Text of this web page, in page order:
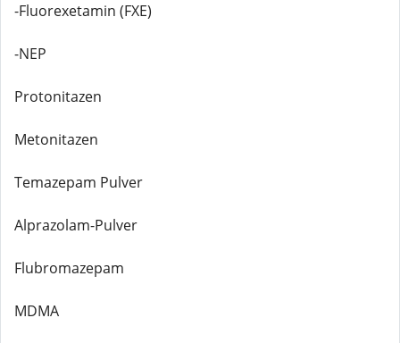
-Fluorexetamin (FXE)
-NEP
Protonitazen
Metonitazen
Temazepam Pulver
Alprazolam-Pulver
Flubromazepam
MDMA